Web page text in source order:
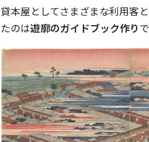
貸本屋としてさまざまな利用客
たのは遊廓のガイドブック作り